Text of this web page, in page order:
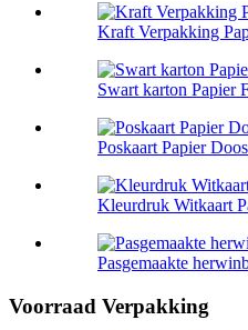
Kraft Verpakking
Swart karton Papier
Poskaart Papier
Kleurdruk Witkaart
Pasgemaakte
Voorraad Verpakking